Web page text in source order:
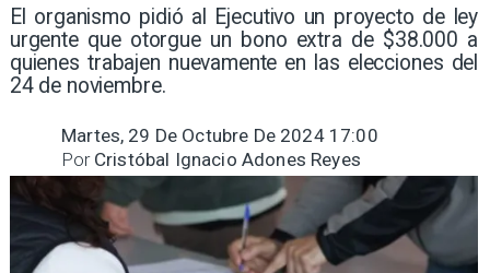
​El organismo pidió al Ejecutivo un proyecto de ley
urgente que otorgue un bono extra de $38.000 a
quienes trabajen nuevamente en las elecciones del
24 de noviembre.
Martes, 29 De Octubre De 2024 17:00
Cristóbal Ignacio Adones Reyes
Por